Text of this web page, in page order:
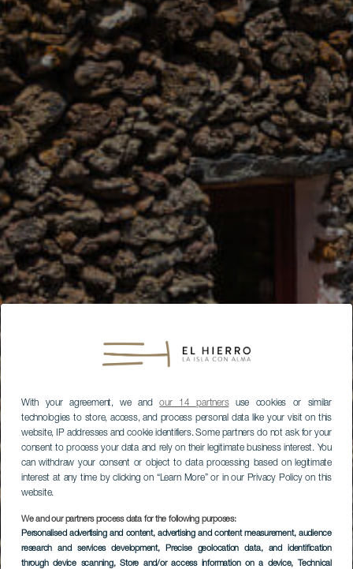
With your agreement, we andour 14 partnersuse cookies or similar
technologies to store, access, and process personal data like your visit on this
website, IP addresses and cookie identifiers. Some partners do not ask for your
consent to process your data and rely on their legitimate business interest. You
can withdraw your consent or object to data processing based on legitimate
interest at any time by clicking on “Learn More” or in our Privacy Policy on this
website.
We and our partners process data for the following purposes:
Personalised advertising and content, advertising and content measurement, audience
research and services development, Precise geolocation data, and identification
through device scanning, Store and/or access information on a device, Technical